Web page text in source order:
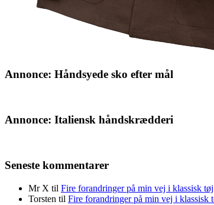
Annonce: Håndsyede sko efter mål
Annonce: Italiensk håndskrædderi
Seneste kommentarer
Mr X til Fire forandringer på min vej i klassisk tøj
Torsten til Fire forandringer på min vej i klassisk